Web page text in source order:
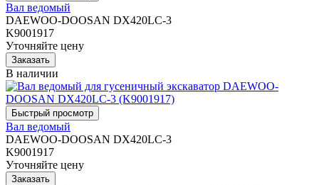
Вал ведомый
DAEWOO-DOOSAN DX420LC-3
K9001917
Уточняйте цену
В наличии
Вал ведомый
DAEWOO-DOOSAN DX420LC-3
K9001917
Уточняйте цену